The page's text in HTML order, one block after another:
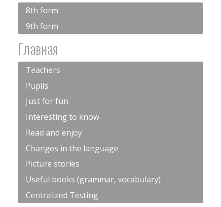
8th form
9th form
Главная
Teachers
Pupils
Just for fun
Interesting to know
Read and enjoy
Changes in the language
Picture stories
Useful books (grammar, vocabulary)
Centralized Testing